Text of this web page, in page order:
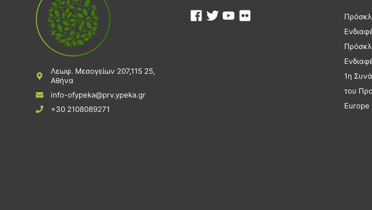
Λεωφ. Μεσογείων 207,115 25,
Αθήνα
info-ofypeka@prv.ypeka.gr
+30 2108089271
1η
του
Europe